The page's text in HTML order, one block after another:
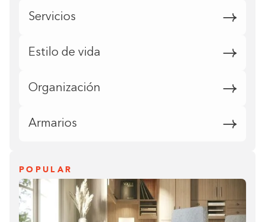
Servicios
Estilo de vida
Organización
Armarios
POPULAR